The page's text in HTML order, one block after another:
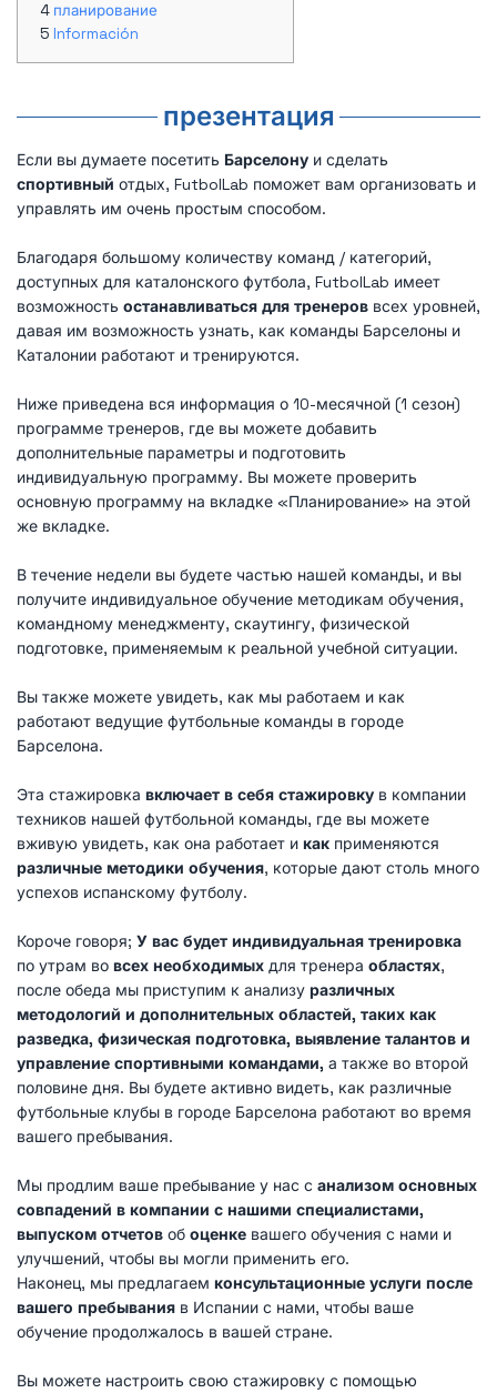
планирование
Información
презентация
Если вы думаете посетить Барселону и сделать
спортивный отдых, FutbolLab поможет вам организовать и
управлять им очень простым способом.
Благодаря большому количеству команд / категорий,
доступных для каталонского футбола, FutbolLab имеет
возможность останавливаться для тренеров всех уровней,
давая им возможность узнать, как команды Барселоны и
Каталонии работают и тренируются.
Ниже приведена вся информация о 10-месячной (1 сезон)
программе тренеров, где вы можете добавить
дополнительные параметры и подготовить
индивидуальную программу. Вы можете проверить
основную программу на вкладке «Планирование» на этой
же вкладке.
В течение недели вы будете частью нашей команды, и вы
получите индивидуальное обучение методикам обучения,
командному менеджменту, скаутингу, физической
подготовке, применяемым к реальной учебной ситуации.
Вы также можете увидеть, как мы работаем и как
работают ведущие футбольные команды в городе
Барселона.
Эта стажировка включает в себя стажировку в компании
техников нашей футбольной команды, где вы можете
вживую увидеть, как она работает и как применяются
различные методики обучения, которые дают столь много
успехов испанскому футболу.
Короче говоря; У вас будет индивидуальная тренировка
по утрам во всех необходимых для тренера областях,
после обеда мы приступим к анализу различных
методологий и дополнительных областей, таких как
разведка, физическая подготовка, выявление талантов и
управление спортивными командами, а также во второй
половине дня. Вы будете активно видеть, как различные
футбольные клубы в городе Барселона работают во время
вашего пребывания.
Мы продлим ваше пребывание у нас с анализом основных
совпадений в компании с нашими специалистами,
выпуском отчетов об оценке вашего обучения с нами и
улучшений, чтобы вы могли применить его.
Наконец, мы предлагаем консультационные услуги после
вашего пребывания в Испании с нами, чтобы ваше
обучение продолжалось в вашей стране.
Вы можете настроить свою стажировку с помощью